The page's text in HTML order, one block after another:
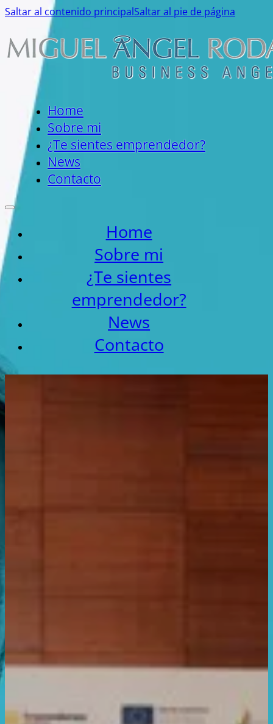
Saltar al contenido principalSaltar al pie de página
Home
Sobre mi
¿Te sientes emprendedor?
News
Contacto
Home
Sobre mi
¿Te sientes
emprendedor?
News
Contacto